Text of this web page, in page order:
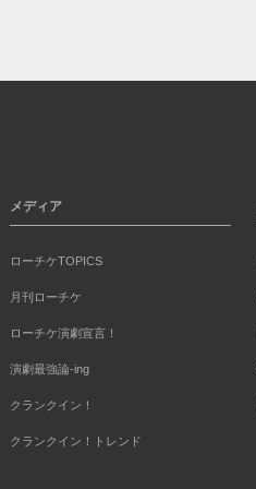
メディア
ローチケTOPICS
月刊ローチケ
ローチケ演劇宣言！
演劇最強論-ing
クランクイン！
クランクイン！トレンド